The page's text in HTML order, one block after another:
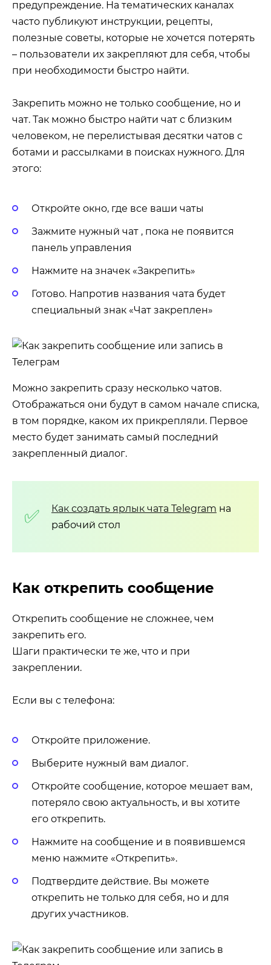
предупреждение. На тематических каналах
часто публикуют инструкции, рецепты,
полезные советы, которые не хочется потерять
– пользователи их закрепляют для себя, чтобы
при необходимости быстро найти.
Закрепить можно не только сообщение, но и
чат. Так можно быстро найти чат с близким
человеком, не перелистывая десятки чатов с
ботами и рассылками в поисках нужного. Для
этого:
Откройте окно, где все ваши чаты
Зажмите нужный чат , пока не появится
панель управления
Нажмите на значек «Закрепить»
Готово. Напротив названия чата будет
специальный знак «Чат закреплен»
Можно закрепить сразу несколько чатов.
Отображаться они будут в самом начале списка,
в том порядке, каком их прикрепляли. Первое
место будет занимать самый последний
закрепленный диалог.
Как создать ярлык чата Telegram на
рабочий стол
Как открепить сообщение
Открепить сообщение не сложнее, чем
закрепить его.
Шаги практически те же, что и при
закреплении.
Если вы с телефона:
Откройте приложение.
Выберите нужный вам диалог.
Откройте сообщение, которое мешает вам,
потеряло свою актуальность, и вы хотите
его открепить.
Нажмите на сообщение и в появившемся
меню нажмите «Открепить».
Подтвердите действие. Вы можете
открепить не только для себя, но и для
других участников.